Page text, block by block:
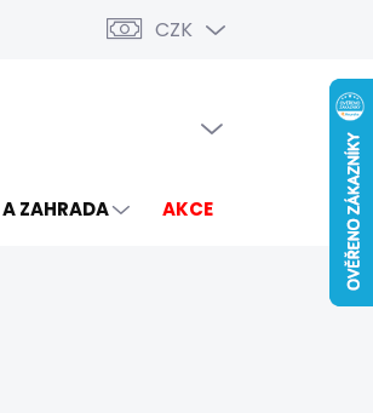
CZK
ZAHRADA AKCE VÝROBCI